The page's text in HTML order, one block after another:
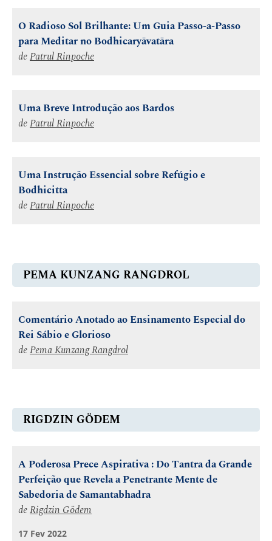
O Radioso Sol Brilhante: Um Guia Passo-a-Passo
para Meditar no Bodhicaryāvatāra
dePatrul Rinpoche
Uma Breve Introdução aos Bardos
dePatrul Rinpoche
Uma Instrução Essencial sobre Refúgio e
Bodhicitta
dePatrul Rinpoche
PEMA KUNZANG RANGDROL
Comentário Anotado ao Ensinamento Especial do
Rei Sábio e Glorioso
dePema Kunzang Rangdrol
RIGDZIN GÖDEM
A Poderosa Prece Aspirativa : Do Tantra da Grande
Perfeição que Revela a Penetrante Mente de
Sabedoria de Samantabhadra
deRigdzin Gödem
17 Fev 2022